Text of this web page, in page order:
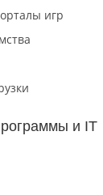
игр
и IT